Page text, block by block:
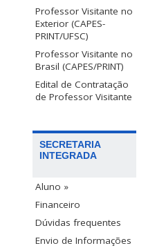
Professor Visitante no
Exterior (CAPES-
PRINT/UFSC)
Professor Visitante no
Brasil (CAPES/PRINT)
Edital de Contratação
de Professor Visitante
SECRETARIA
INTEGRADA
Aluno »
Financeiro
Dúvidas frequentes
Envio de Informações